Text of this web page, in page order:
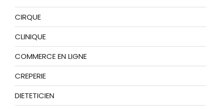
CIRQUE
CLINIQUE
COMMERCE EN LIGNE
CREPERIE
DIETETICIEN